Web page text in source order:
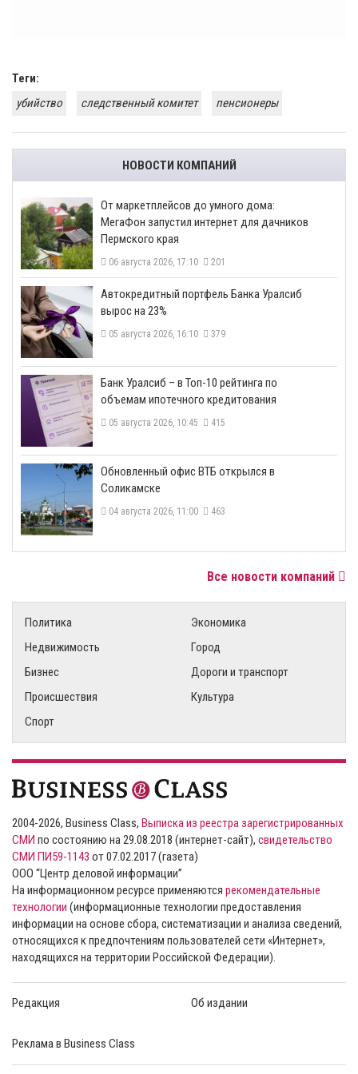
Теги:
убийство
следственный комитет пенсионеры
НОВОСТИ КОМПАНИЙ
От маркетплейсов до умного дома:
МегаФон запустил интернет для дачников
Пермского края
06 августа 2026, 17:10 201
​Автокредитный портфель Банка Уралсиб
вырос на 23%
05 августа 2026, 16:10 379
​Банк Уралсиб – в Топ-10 рейтинга по
объемам ипотечного кредитования
05 августа 2026, 10:45 415
​Обновленный офис ВТБ открылся в
Соликамске
04 августа 2026, 11:00 463
Все новости компаний
Политика
Экономика
Недвижимость
Город
Бизнес
Дороги и транспорт
Происшествия
Культура
Спорт
2004-2026, Business Class, Выписка из реестра зарегистрированных
СМИ по состоянию на 29.08.2018 (интернет-сайт), свидетельство
СМИ ПИ59-1143 от 07.02.2017 (газета)
ООО “Центр деловой информации”
На информационном ресурсе применяются рекомендательные
технологии (информационные технологии предоставления
информации на основе сбора, систематизации и анализа сведений,
относящихся к предпочтениям пользователей сети «Интернет»,
находящихся на территории Российской Федерации).
Редакция Об издании
Реклама в Business Class